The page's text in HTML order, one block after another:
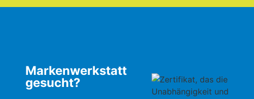
Markenwerkstatt
gesucht?